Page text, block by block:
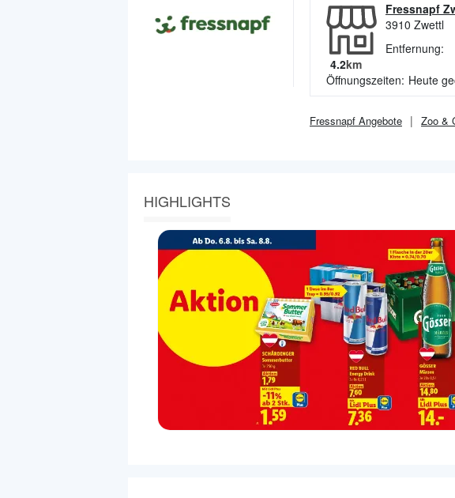
Fressnapf
3910 Zwettl
Entfernung:
4.2km
Öffnungszeiten: Heute
Fressnapf Angebote Zoo &
HIGHLIGHTS